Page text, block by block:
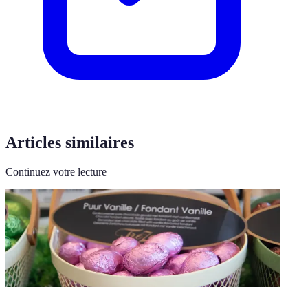
Articles similaires
Continuez votre lecture